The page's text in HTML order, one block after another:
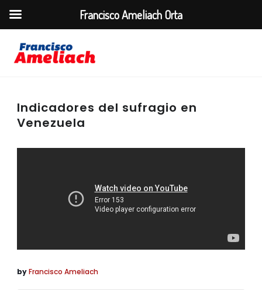
Indicadores del sufragio en
Venezuela
byFrancisco Ameliach
Francisco Ameliach Orta